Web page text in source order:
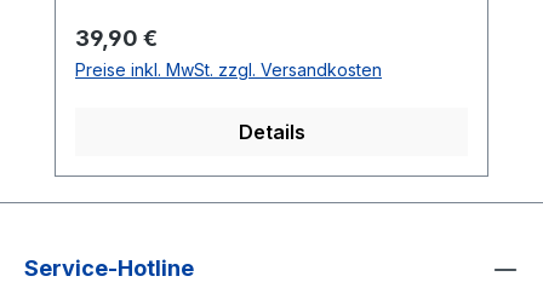
Regulärer Preis:
39,90 €
Preise inkl. MwSt. zzgl. Versandkosten
Details
Service-Hotline